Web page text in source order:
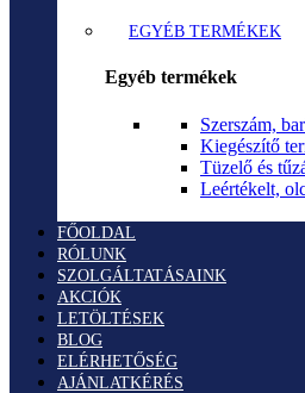
EGYÉB TERMÉKEK
Egyéb termékek
Szerszám,
Kiegészítő
Tüzelő és
Leértékelt,
FŐOLDAL
RÓLUNK
SZOLGÁLTATÁSAINK
AKCIÓK
LETÖLTÉSEK
BLOG
ELÉRHETŐSÉG
AJÁNLATKÉRÉS